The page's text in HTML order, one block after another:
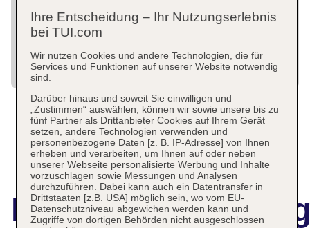
Ihre Entscheidung – Ihr Nutzungserlebnis
bei TUI.com
Wir nutzen Cookies und andere Technologien, die für
Services und Funktionen auf unserer Website notwendig
sind.
Darüber hinaus und soweit Sie einwilligen und
„Zustimmen“ auswählen, können wir sowie unsere bis zu
fünf Partner als Drittanbieter Cookies auf Ihrem Gerät
setzen, andere Technologien verwenden und
personenbezogene Daten [z. B. IP-Adresse] von Ihnen
erheben und verarbeiten, um Ihnen auf oder neben
unserer Webseite personalisierte Werbung und Inhalte
vorzuschlagen sowie Messungen und Analysen
durchzuführen. Dabei kann auch ein Datentransfer in
Drittstaaten [z.B. USA] möglich sein, wo vom EU-
Datenschutzniveau abgewichen werden kann und
Zugriffe von dortigen Behörden nicht ausgeschlossen